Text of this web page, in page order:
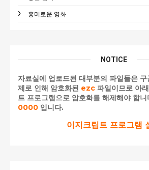
흥미로운 영화
NOTICE
자료실에 업로드된 대부분의 파일들은
제로 인해 암호화된 ezc 파일이므로 아
트 프로그램으로 암호화를 해제해야 합니
0000 입니다.
이지크립트 프로그램